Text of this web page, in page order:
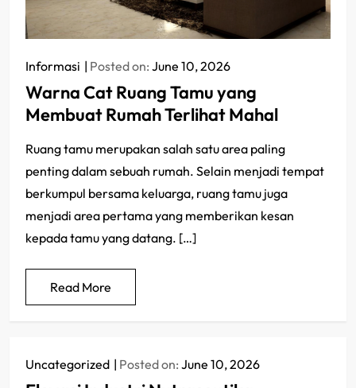
Informasi Posted on: June 10, 2026
Warna Cat Ruang Tamu yang
Membuat Rumah Terlihat Mahal
Ruang tamu merupakan salah satu area paling
penting dalam sebuah rumah. Selain menjadi tempat
berkumpul bersama keluarga, ruang tamu juga
menjadi area pertama yang memberikan kesan
kepada tamu yang datang. […]
Read More
Uncategorized Posted on: June 10, 2026